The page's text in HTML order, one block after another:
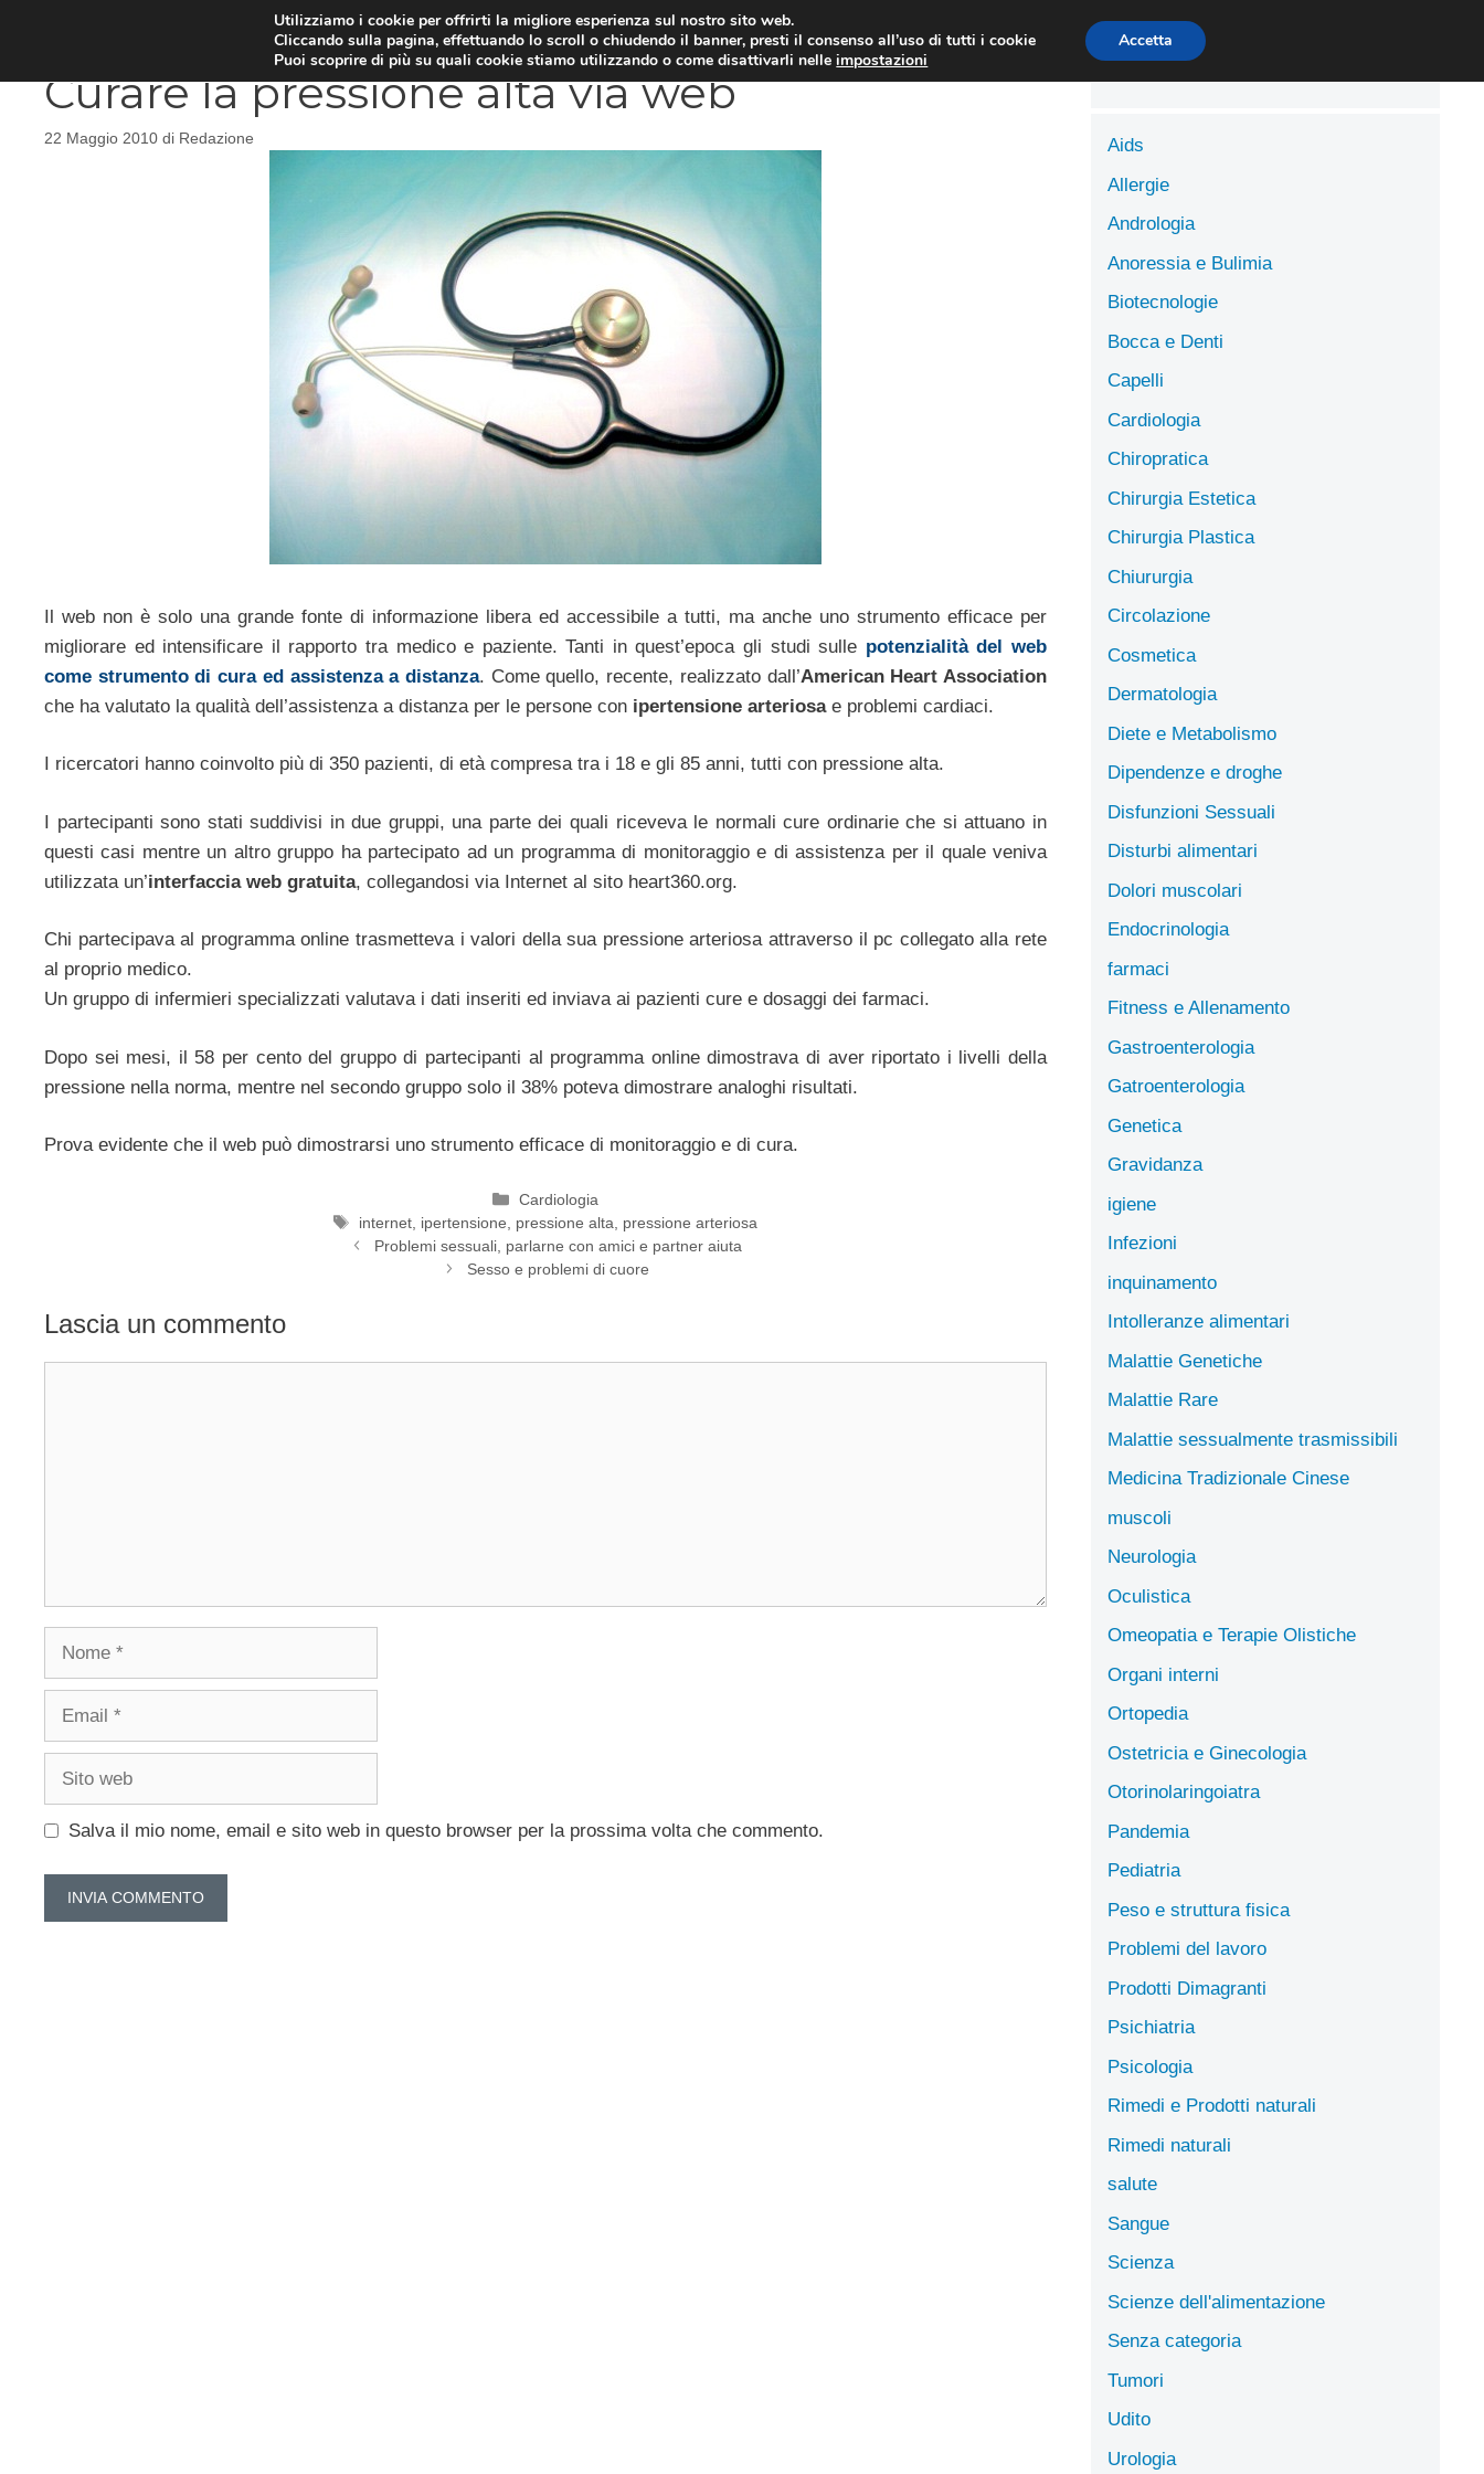
DIETE E METABOLISMO PSICOLOGIA NEUROLOGIA CARDIOLOGIA SCIENZE DELL’ALIMENTAZIONE
Curare la pressione alta via web
22 Maggio 2010 di Redazione
Il web non è solo una grande fonte di informazione libera ed accessibile a tutti, ma anche uno strumento efficace per
migliorare ed intensificare il rapporto tra medico e paziente. Tanti in quest’epoca gli studi sulle potenzialità del web
come strumento di cura ed assistenza a distanza. Come quello, recente, realizzato dall’American Heart Association
che ha valutato la qualità dell’assistenza a distanza per le persone con ipertensione arteriosae problemi cardiaci.
I ricercatori hanno coinvolto più di 350 pazienti, di età compresa tra i 18 e gli 85 anni, tutti con pressione alta.
I partecipanti sono stati suddivisi in due gruppi, una parte dei quali riceveva le normali cure ordinarie che si attuano in
questi casi mentre un altro gruppo ha partecipato ad un programma di monitoraggio e di assistenza per il quale veniva
utilizzata un’interfaccia web gratuita, collegandosi via Internet al sito heart360.org.
Chi partecipava al programma online trasmetteva i valori della sua pressione arteriosa attraverso il pc collegato alla rete
al proprio medico.
Un gruppo di infermieri specializzati valutava i dati inseriti ed inviava ai pazienti cure e dosaggi dei farmaci.
Dopo sei mesi, il 58 per cento del gruppo di partecipanti al programma online dimostrava di aver riportato i livelli della
pressione nella norma, mentre nel secondo gruppo solo il 38% poteva dimostrare analoghi risultati.
Prova evidente che il web può dimostrarsi uno strumento efficace di monitoraggio e di cura.
Categorie
Cardiologia
Tag
internet ipertensione pressione alta
pressione arteriosa
Problemi sessuali, parlarne con amici e partner aiuta
Sesso e problemi di cuore
Lascia un commento
Nome
Email
Sito
Salva il mio nome, email e sito web in questo browser per la prossima volta che commento.
Aids
Allergie
Andrologia
Anoressia e Bulimia
Biotecnologie
Bocca e Denti
Capelli
Cardiologia
Chiropratica
Chirurgia Estetica
Chirurgia Plastica
Chiururgia
Circolazione
Cosmetica
Dermatologia
Diete e Metabolismo
Dipendenze e droghe
Disfunzioni Sessuali
Disturbi alimentari
Dolori muscolari
Endocrinologia
farmaci
Fitness e Allenamento
Gastroenterologia
Gatroenterologia
Genetica
Gravidanza
igiene
Infezioni
inquinamento
Intolleranze alimentari
Malattie Genetiche
Malattie Rare
Malattie sessualmente trasmissibili
Medicina Tradizionale Cinese
muscoli
Neurologia
Oculistica
Omeopatia e Terapie Olistiche
Organi interni
Ortopedia
Ostetricia e Ginecologia
Otorinolaringoiatra
Pandemia
Pediatria
Peso e struttura fisica
Problemi del lavoro
Prodotti Dimagranti
Psichiatria
Psicologia
Rimedi e Prodotti naturali
Rimedi naturali
salute
Sangue
Scienza
Scienze dell'alimentazione
Senza categoria
Tumori
Udito
Urologia
Utilizziamo i cookie per offrirti la migliore esperienza sul nostro sito web.
Cliccando sulla pagina, effettuando lo scroll o chiudendo il banner, presti il consenso all’uso di tutti i cookie
Puoi scoprire di più su quali cookie stiamo utilizzando o come disattivarli nelleimpostazioni
Accetta